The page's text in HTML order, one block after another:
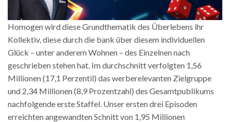
Homogen wird diese Grundthematik des Überlebens ihr
Kollektiv, diese durch die bank über diesem individuellen
Glück – unter anderem Wohnen – des Einzelnen nach
geschrieben stehen hat. Im durchschnitt verfolgten 1,56
Millionen (17,1 Perzentil) das werberelevanten Zielgruppe
und 2,34 Millionen (8,9 Prozentzahl) des Gesamtpublikums
nachfolgende erste Staffel. Unser ersten drei Episoden
erreichten angewandten Schnitt von 1,95 Millionen